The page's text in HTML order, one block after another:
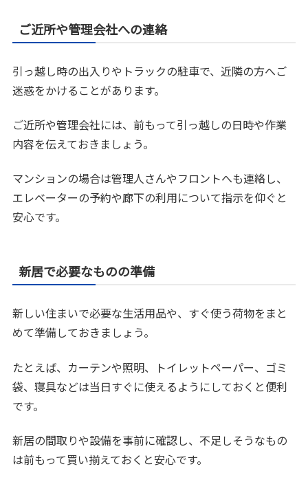
ご近所や管理会社への連絡
引っ越し時の出入りやトラックの駐車で、近隣の方へご
迷惑をかけることがあります。
ご近所や管理会社には、前もって引っ越しの日時や作業
内容を伝えておきましょう。
マンションの場合は管理人さんやフロントへも連絡し、
エレベーターの予約や廊下の利用について指示を仰ぐと
安心です。
新居で必要なものの準備
新しい住まいで必要な生活用品や、すぐ使う荷物をまと
めて準備しておきましょう。
たとえば、カーテンや照明、トイレットペーパー、ゴミ
袋、寝具などは当日すぐに使えるようにしておくと便利
です。
新居の間取りや設備を事前に確認し、不足しそうなもの
は前もって買い揃えておくと安心です。